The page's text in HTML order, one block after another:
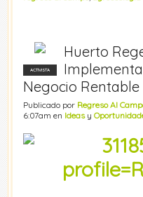
ACTIVISTA
Huerto
Negocio Rentable
Publicado por Regreso Al
6:07am en Ideasy